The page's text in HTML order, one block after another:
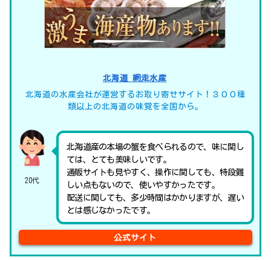
北海道 網走水産
北海道の水産会社が運営するお取り寄せサイト！３００種
類以上の北海道の味覚を全国から。
20代
北海道産の本場の蟹を食べられるので、味に関し
ては、とても美味しいです。
通販サイトも見やすく、操作に関しても、特段難
しい点もないので、使いやすかったです。
配送に関しても、多少時間はかかりますが、遅い
とは感じなかったです。
公式サイト